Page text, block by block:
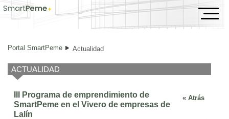
III Programa de emprendimiento de SmartPeme en
Portal SmartPeme Actualidad
ACTUALIDAD
« Atrás
III Programa de emprendimiento de
SmartPeme en el Vivero de empresas de
Lalín